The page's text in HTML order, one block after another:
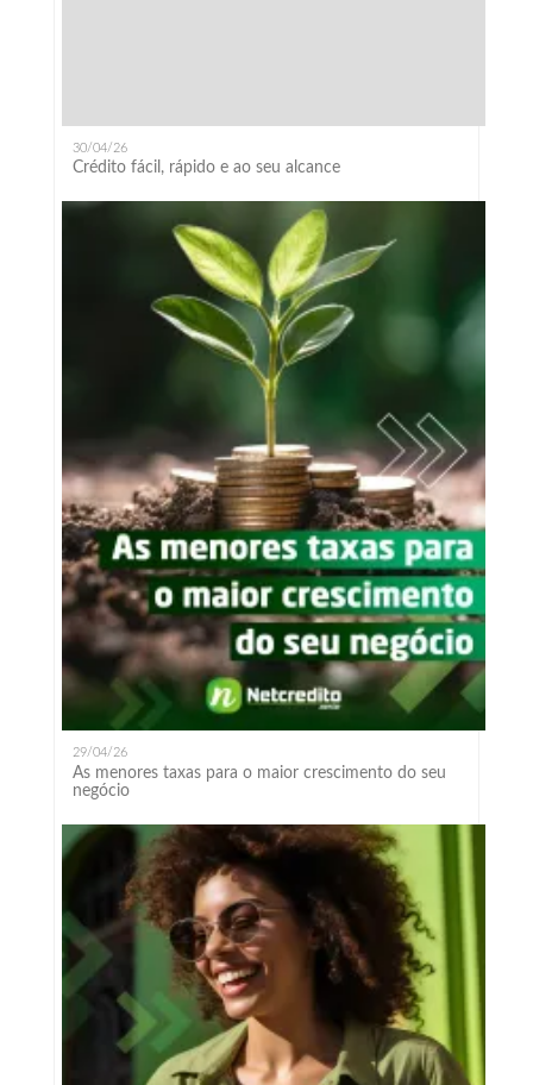
30/04/26
Crédito fácil, rápido e ao seu alcance
29/04/26
As menores taxas para o maior crescimento do seu
negócio